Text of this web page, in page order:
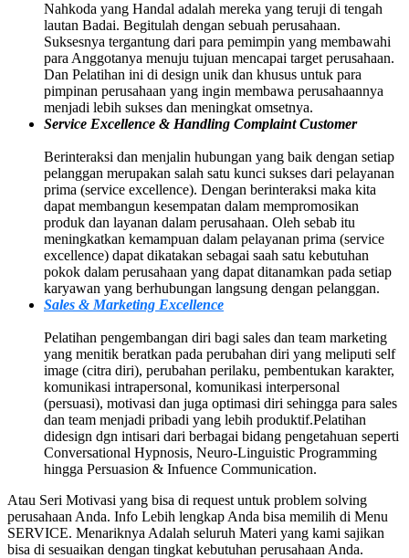
Nahkoda yang Handal adalah mereka yang teruji di tengah
lautan Badai. Begitulah dengan sebuah perusahaan.
Suksesnya tergantung dari para pemimpin yang membawahi
para Anggotanya menuju tujuan mencapai target perusahaan.
Dan Pelatihan ini di design unik dan khusus untuk para
pimpinan perusahaan yang ingin membawa perusahaannya
menjadi lebih sukses dan meningkat omsetnya.
Service Excellence & Handling Complaint Customer
Berinteraksi dan menjalin hubungan yang baik dengan setiap
pelanggan merupakan salah satu kunci sukses dari pelayanan
prima (service excellence). Dengan berinteraksi maka kita
dapat membangun kesempatan dalam mempromosikan
produk dan layanan dalam perusahaan. Oleh sebab itu
meningkatkan kemampuan dalam pelayanan prima (service
excellence) dapat dikatakan sebagai saah satu kebutuhan
pokok dalam perusahaan yang dapat ditanamkan pada setiap
karyawan yang berhubungan langsung dengan pelanggan.
Sales & Marketing Excellence
Pelatihan pengembangan diri bagi sales dan team marketing
yang menitik beratkan pada perubahan diri yang meliputi self
image (citra diri), perubahan perilaku, pembentukan karakter,
komunikasi intrapersonal, komunikasi interpersonal
(persuasi), motivasi dan juga optimasi diri sehingga para sales
dan team menjadi pribadi yang lebih produktif.Pelatihan
didesign dgn intisari dari berbagai bidang pengetahuan seperti
Conversational Hypnosis, Neuro-Linguistic Programming
hingga Persuasion & Infuence Communication.
Atau Seri Motivasi yang bisa di request untuk problem solving
perusahaan Anda. Info Lebih lengkap Anda bisa memilih di Menu
SERVICE. Menariknya Adalah seluruh Materi yang kami sajikan
bisa di sesuaikan dengan tingkat kebutuhan perusahaan Anda.